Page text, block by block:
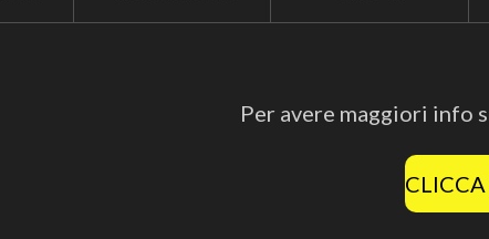
Per avere maggiori info